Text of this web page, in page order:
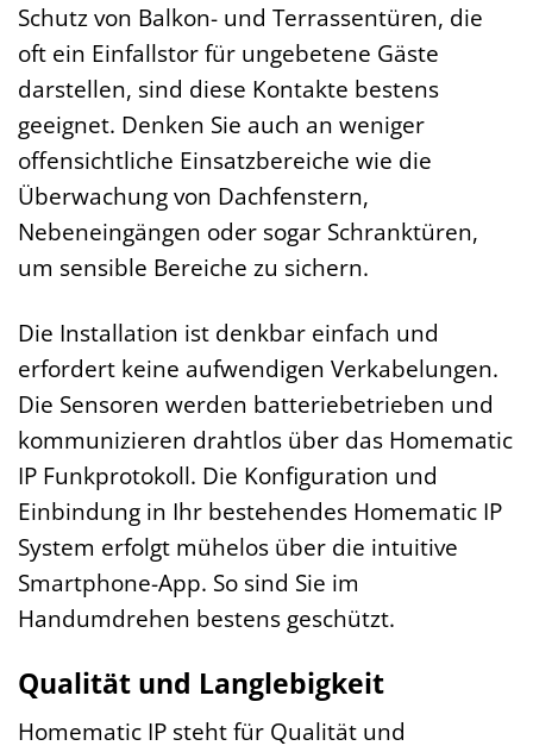
Schutz von Balkon- und Terrassentüren, die
oft ein Einfallstor für ungebetene Gäste
darstellen, sind diese Kontakte bestens
geeignet. Denken Sie auch an weniger
offensichtliche Einsatzbereiche wie die
Überwachung von Dachfenstern,
Nebeneingängen oder sogar Schranktüren,
um sensible Bereiche zu sichern.
Die Installation ist denkbar einfach und
erfordert keine aufwendigen Verkabelungen.
Die Sensoren werden batteriebetrieben und
kommunizieren drahtlos über das Homematic
IP Funkprotokoll. Die Konfiguration und
Einbindung in Ihr bestehendes Homematic IP
System erfolgt mühelos über die intuitive
Smartphone-App. So sind Sie im
Handumdrehen bestens geschützt.
Qualität und Langlebigkeit
Homematic IP steht für Qualität und